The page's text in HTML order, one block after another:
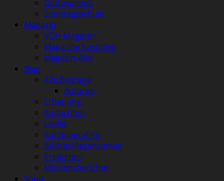
Gottesdienst
Sonntagsschule
Magazin
VOH-Magazin
Magazine bestellen
Magazin-Abo
Blog
Alle Beiträge
Autoren
Erbauung
Andachten
Lieder
Kurzbiografien
Bücher/Rezensionen
Predigten
Missionsberichte
Shop